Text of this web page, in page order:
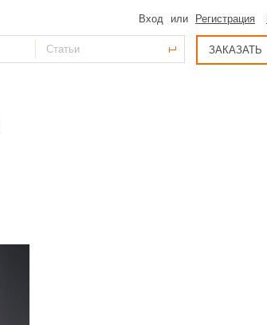
Вход или Регистрация
ЗАКАЗАТЬ